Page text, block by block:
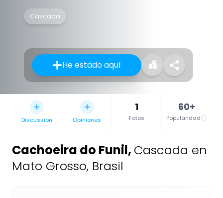
Cascada
He estado aquí
Discussion Opiniones
1
Fotos
60+
Popularidad
Cachoeira do Funil, Cascada en
Mato Grosso, Brasil